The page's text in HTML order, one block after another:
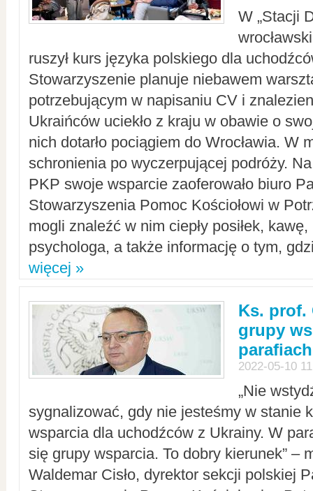
W „Stacji
ruszył kurs języka polskiego dla
Stowarzyszenie planuje niebawem
potrzebującym w napisaniu CV i
Ukraińców uciekło z kraju w obawie o
nich dotarło pociągiem do Wrocławia. W
schronienia po wyczerpującej podróży.
PKP swoje wsparcie zaoferowało biuro
Stowarzyszenia Pomoc Kościołowi w
mogli znaleźć w nim ciepły posiłek,
psychologa, a także informację o tym,
więcej »
Ks. prof.
grupy
parafiach
2022-05-10
„Nie
sygnalizować, gdy nie jesteśmy w stanie
wsparcia dla uchodźców z Ukrainy. W
się grupy wsparcia. To dobry kierunek” –
Waldemar Cisło, dyrektor sekcji polskiej